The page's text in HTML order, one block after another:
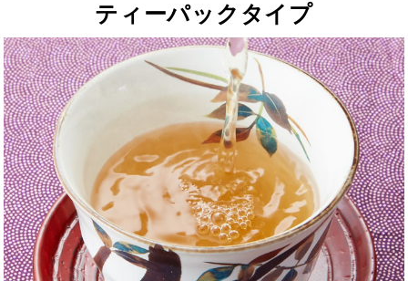
ティーパックタイプ